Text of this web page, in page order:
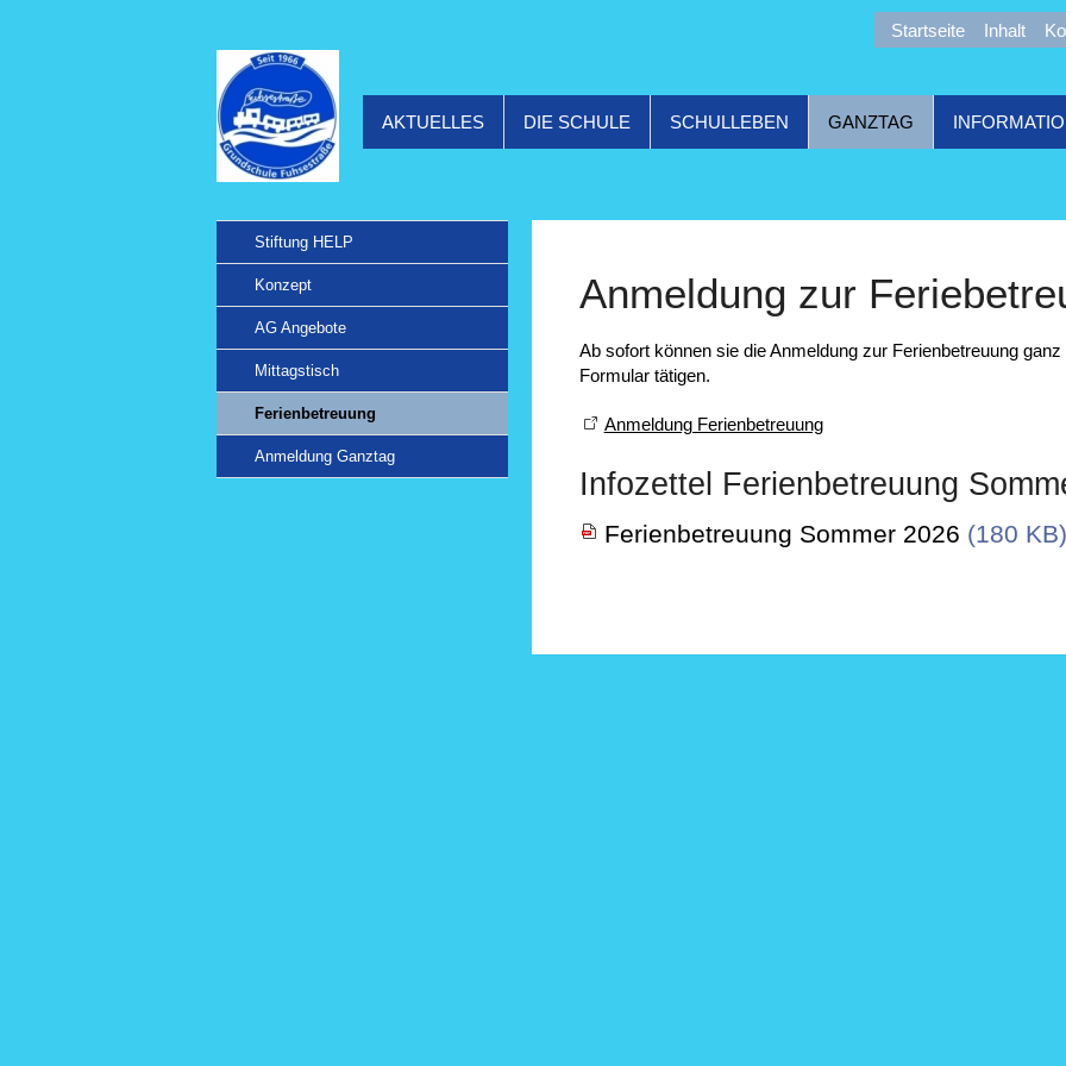
Startseite Inhalt
AKTUELLES DIE SCHULE SCHULLEBEN GANZTAG
Stiftung HELP
Konzept
AG Angebote
Mittagstisch
Ferienbetreuung
Anmeldung Ganztag
Anmeldung zur
Ab sofort können sie die Anmeldung zur Ferienbetreuung
Formular tätigen.
Anmeldung Ferienbetreuung
Infozettel Ferienbetreuung
Ferienbetreuung Sommer 2026 (180 KB)